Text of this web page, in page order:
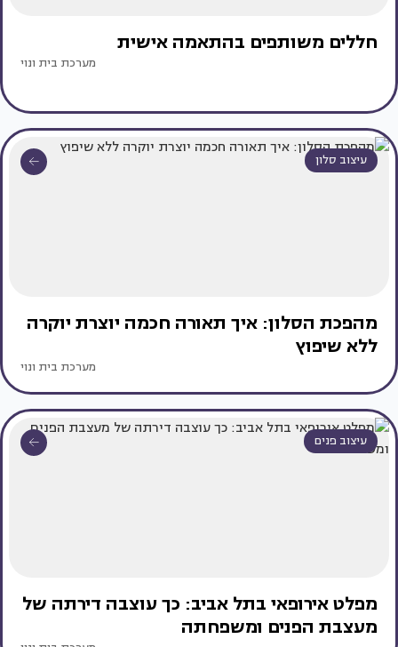
חללים משותפים בהתאמה אישית
מערכת בית ונוי
עיצוב סלון
מהפכת הסלון: איך תאורה חכמה יוצרת יוקרה
ללא שיפוץ
מערכת בית ונוי
עיצוב פנים
מפלט אירופאי בתל אביב: כך עוצבה דירתה של
מעצבת הפנים ומשפחתה